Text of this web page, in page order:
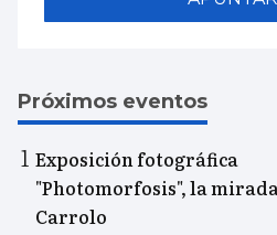
Próximos eventos
Exposición fotográfica
"Photomorfosis", la
Carrolo